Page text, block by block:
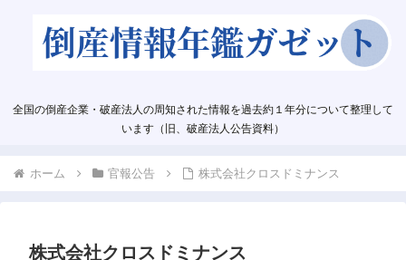
全国の倒産企業・破産法人の周知された情報を過去約１年分について整理して
います（旧、破産法人公告資料）
ホーム 官報公告 株式会社クロスドミナンス
株式会社クロスドミナンス